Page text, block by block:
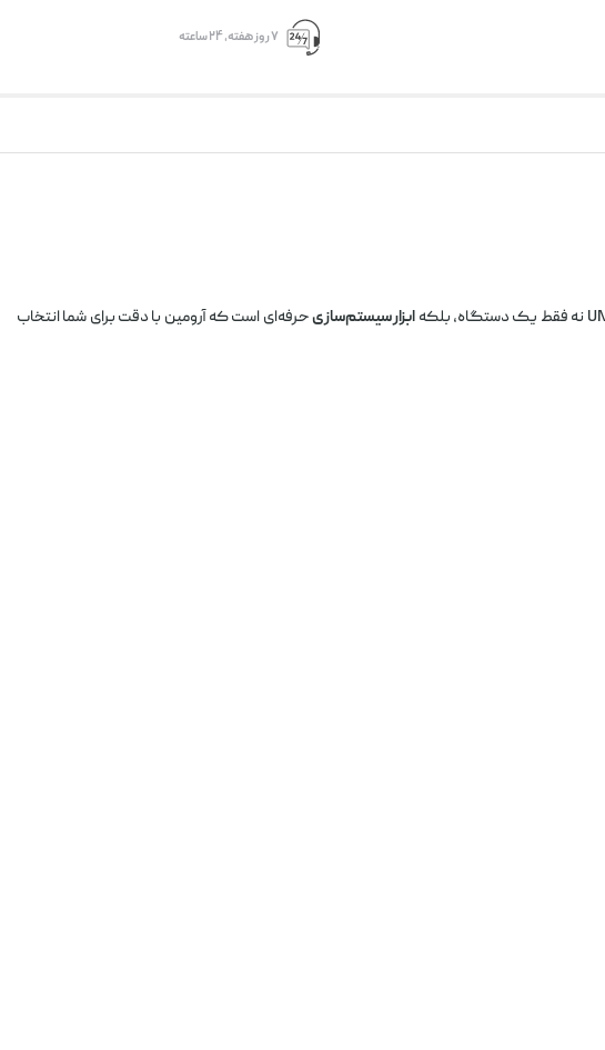
۷ روز ﻫﻔﺘﻪ، ۲۴ ﺳﺎﻋﺘﻪ
ابزار سیستم‌سازیحرفه‌ای است که آرومین با دقت برای شما انتخاب